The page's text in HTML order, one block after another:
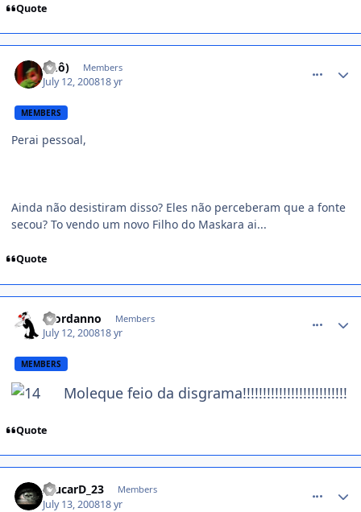
Quote
(Õ.ô) Members
July 12, 200818 yr
MEMBERS
Perai pessoal,
Ainda não desistiram disso? Eles não perceberam que a fonte
secou? To vendo um novo Filho do Maskara ai...
Quote
Giordanno Members
July 12, 200818 yr
MEMBERS
Moleque feio da disgrama!!!!!!!!!!!!!!!!!!!!!!!!!!
Quote
AlucarD_23 Members
July 13, 200818 yr